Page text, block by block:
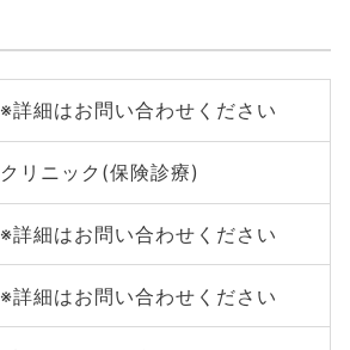
※詳細はお問い合わせください
クリニック(保険診療)
※詳細はお問い合わせください
※詳細はお問い合わせください